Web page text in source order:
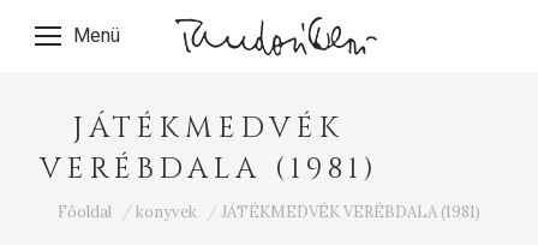
Menü
JÁTÉKMEDVÉK
VERÉBDALA (1981)
Ön itt van:
Főoldal konyvek JÁTÉKMEDVÉK VERÉBDALA (1981)